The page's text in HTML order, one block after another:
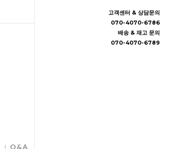
고객센터 & 상담문의
070-4070-6786
배송 & 재고 문의
070-4070-6789
Q&A